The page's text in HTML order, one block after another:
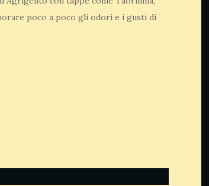
poco a poco gli odori e i gusti di